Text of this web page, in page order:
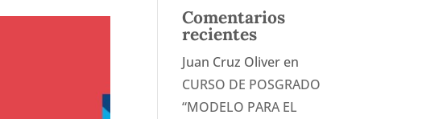
Comentarios
recientes
Juan Cruz Oliver en
CURSO DE POSGRADO
“MODELO PARA EL